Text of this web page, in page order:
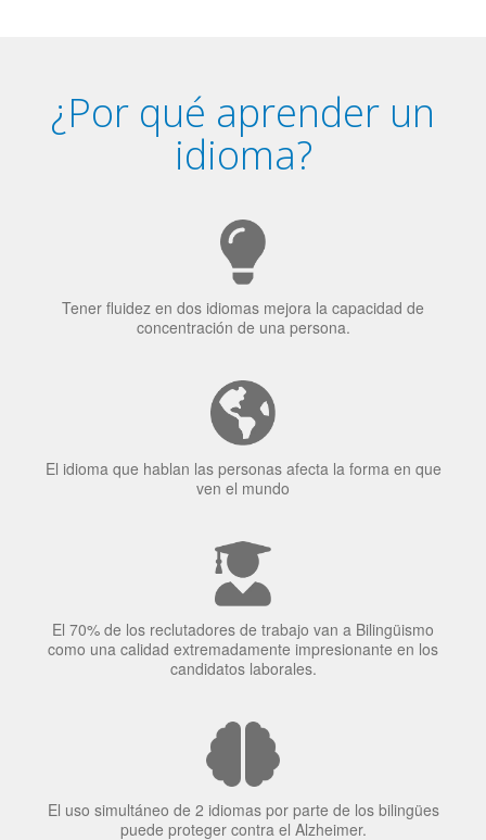
¿Por qué aprender un
idioma?
Tener fluidez en dos idiomas mejora la capacidad de
concentración de una persona.
El idioma que hablan las personas afecta la forma en que
ven el mundo
El 70% de los reclutadores de trabajo van a Bilingüismo
como una calidad extremadamente impresionante en los
candidatos laborales.
El uso simultáneo de 2 idiomas por parte de los bilingües
puede proteger contra el Alzheimer.